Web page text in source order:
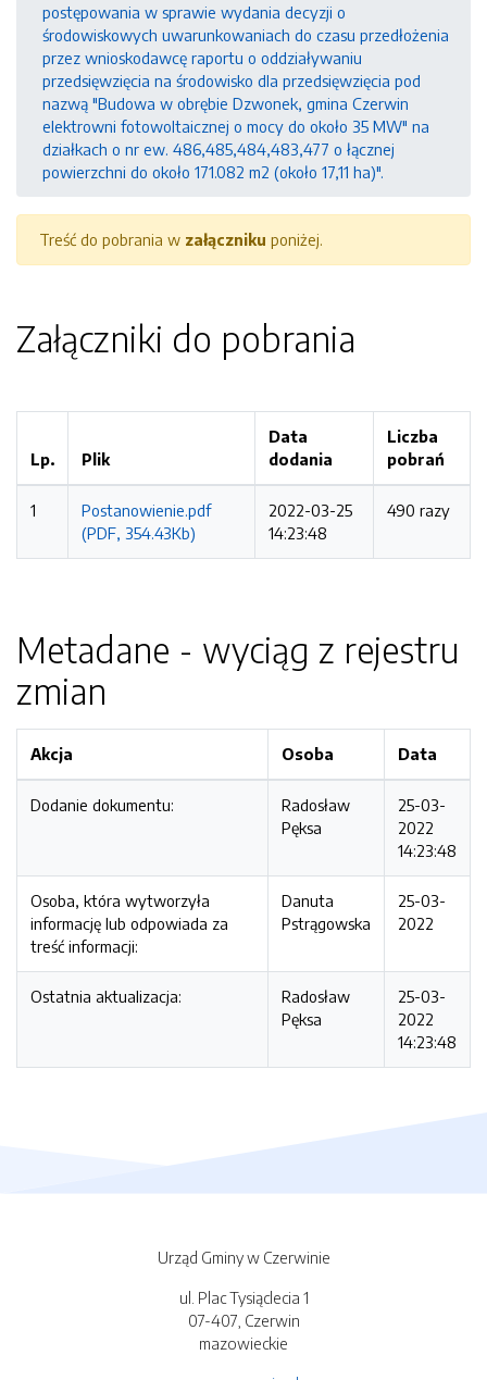
postępowania w sprawie wydania decyzji o
środowiskowych uwarunkowaniach do czasu przedłożenia
przez wnioskodawcę raportu o oddziaływaniu
przedsięwzięcia na środowisko dla przedsięwzięcia pod
nazwą "Budowa w obrębie Dzwonek, gmina Czerwin
elektrowni fotowoltaicznej o mocy do około 35 MW" na
działkach o nr ew. 486,485,484,483,477 o łącznej
powierzchni do około 171.082 m2 (około 17,11 ha)".
Treść do pobrania w załączniku poniżej.
Załączniki do pobrania
Lp. Plik
Data
dodania
Liczba
pobrań
1
Postanowienie.pdf
(PDF, 354.43Kb)
2022-03-25
14:23:48
490 razy
Metadane - wyciąg z rejestru
zmian
Akcja Osoba Data
Dodanie dokumentu:
Radosław
Pęksa
25-03-
2022
14:23:48
Osoba, która wytworzyła
informację lub odpowiada za
treść informacji:
Danuta
Pstrągowska
25-03-
2022
Ostatnia aktualizacja:
Radosław
Pęksa
25-03-
2022
14:23:48
Urząd Gminy w Czerwinie
ul. Plac Tysiąclecia 1
07-407, Czerwin
mazowieckie